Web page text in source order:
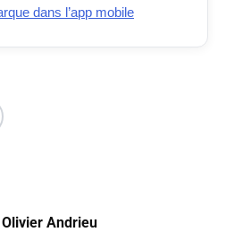
dans l’app mobile
Olivier Andrieu